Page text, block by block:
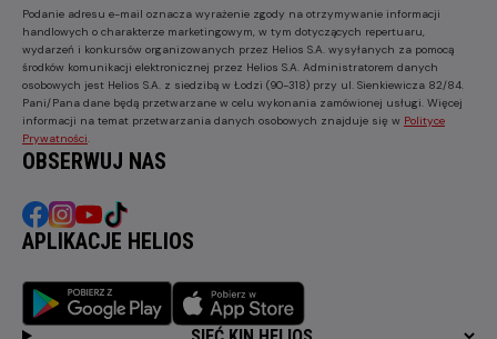
Podanie adresu e-mail oznacza wyrażenie zgody na otrzymywanie informacji
handlowych o charakterze marketingowym, w tym dotyczących repertuaru,
wydarzeń i konkursów organizowanych przez Helios S.A. wysyłanych za pomocą
środków komunikacji elektronicznej przez Helios S.A. Administratorem danych
osobowych jest Helios S.A. z siedzibą w Łodzi (90-318) przy ul. Sienkiewicza 82/84.
Pani/Pana dane będą przetwarzane w celu wykonania zamówionej usługi. Więcej
informacji na temat przetwarzania danych osobowych znajduje się w Polityce
Prywatności
OBSERWUJ NAS
APLIKACJE HELIOS